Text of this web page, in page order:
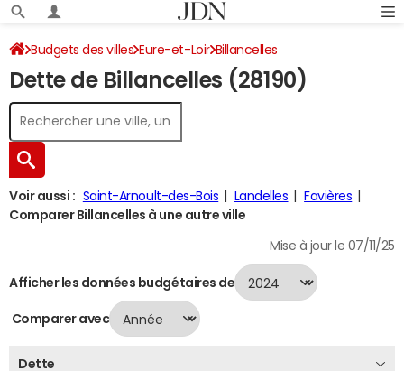
Budgets des villes Eure-et-Loir Billancelles
Dette au 31/12/2024
Dette de Billancelles (28190)
Voir aussi : Saint-Arnoult-des-Bois Landelles
Favières
Comparer Billancelles à une autre ville
Mise à jour le 07/11/25
Afficher les données budgétaires de
Comparer avec
Dette